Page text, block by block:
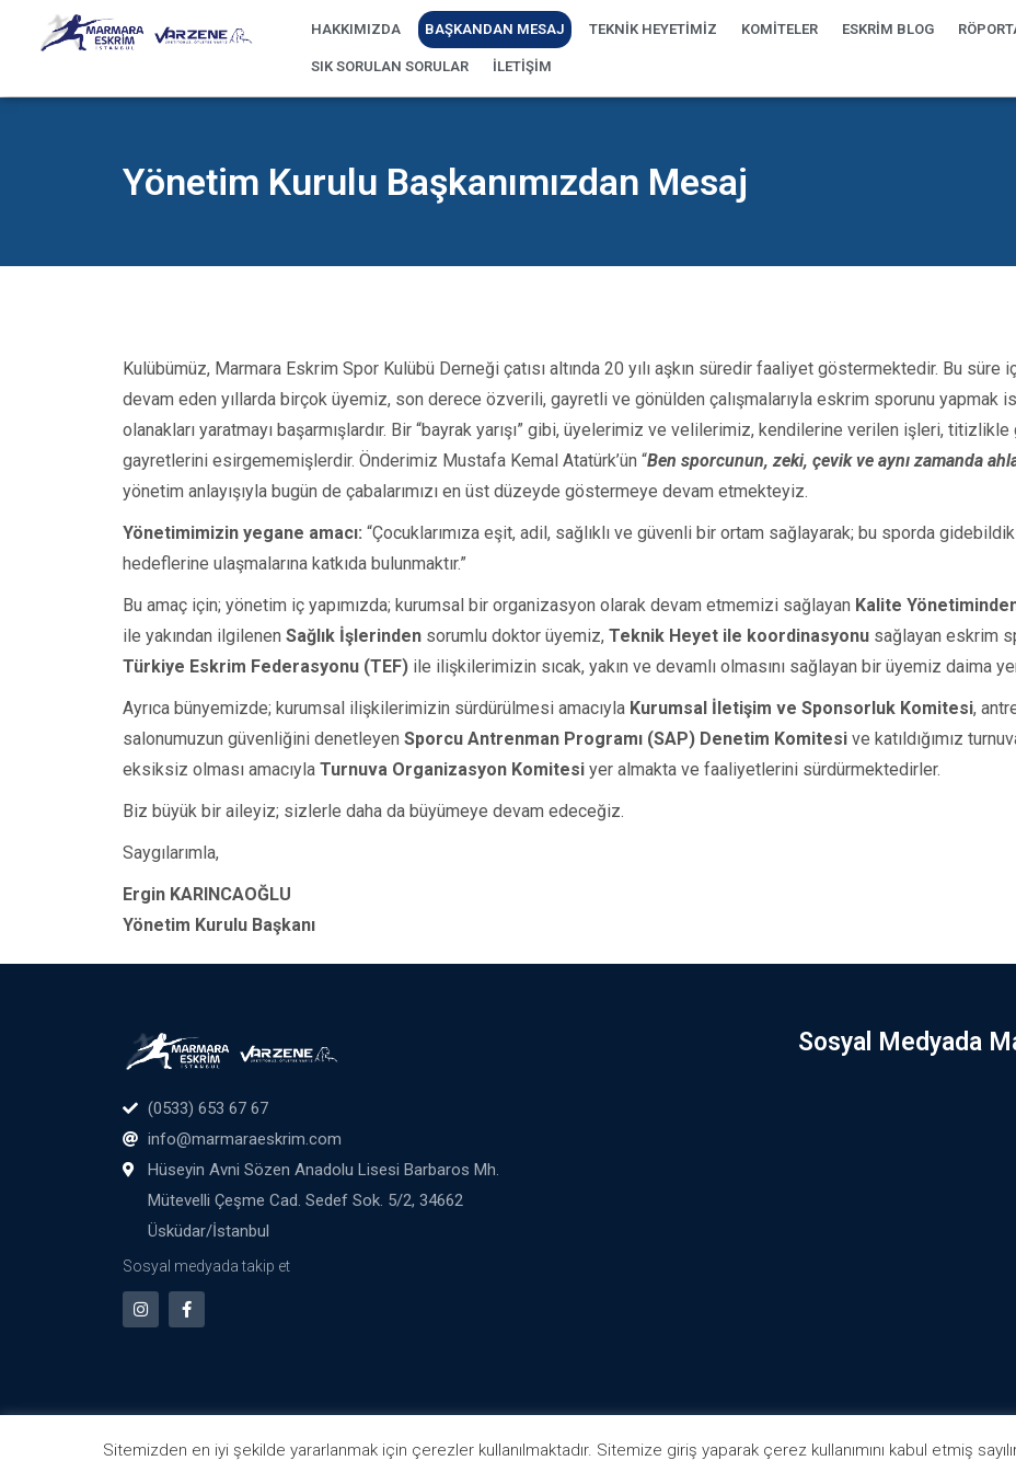
HAKKIMIZDA BAŞKANDAN MESAJ TEKNİK HEYETİMİZ KOMİTELER ESKRİM BLOG
SIK SORULAN SORULAR İLETİŞİM
Yönetim Kurulu Başkanımızdan Mesaj
Kulübümüz, Marmara Eskrim Spor Kulübü Derneği çatısı altında 20 yılı aşkın süredir faaliyet göstermektedir. Bu
devam eden yıllarda birçok üyemiz, son derece özverili, gayretli ve gönülden çalışmalarıyla eskrim sporunu yapmak
olanakları yaratmayı başarmışlardır. Bir “bayrak yarışı” gibi, üyelerimiz ve velilerimiz, kendilerine verilen işleri,
gayretlerini esirgememişlerdir. Önderimiz Mustafa Kemal Atatürk’ün “Ben sporcunun, zeki, çevik ve aynı zamanda
yönetim anlayışıyla bugün de çabalarımızı en üst düzeyde göstermeye devam etmekteyiz.
Yönetimimizin yegane amacı: “Çocuklarımıza eşit, adil, sağlıklı ve güvenli bir ortam sağlayarak; bu sporda
hedeflerine ulaşmalarına katkıda bulunmaktır.”
Bu amaç için; yönetim iç yapımızda; kurumsal bir organizasyon olarak devam etmemizi sağlayan Kalite
ile yakından ilgilenen Sağlık İşlerinden sorumlu doktor üyemiz, Teknik Heyet ile koordinasyonu sağlayan eskrim
Türkiye Eskrim Federasyonu (TEF) ile ilişkilerimizin sıcak, yakın ve devamlı olmasını sağlayan bir üyemiz daima
Ayrıca bünyemizde; kurumsal ilişkilerimizin sürdürülmesi amacıyla Kurumsal İletişim ve Sponsorluk Komitesi,
salonumuzun güvenliğini denetleyen Sporcu Antrenman Programı (SAP) Denetim Komitesi ve katıldığımız
eksiksiz olması amacıyla Turnuva Organizasyon Komitesi yer almakta ve faaliyetlerini sürdürmektedirler.
Biz büyük bir aileyiz; sizlerle daha da büyümeye devam edeceğiz.
Saygılarımla,
Ergin KARINCAOĞLU
Yönetim Kurulu Başkanı
(0533) 653 67 67
info@marmaraeskrim.com
Hüseyin Avni Sözen Anadolu Lisesi Barbaros Mh.
Mütevelli Çeşme Cad. Sedef Sok. 5/2, 34662
Üsküdar/İstanbul
Sosyal medyada takip et
Sosyal Medyada
Sitemizden en iyi şekilde yararlanmak için çerezler kullanılmaktadır. Sitemize giriş yaparak çerez kullanımını kabul etmiş